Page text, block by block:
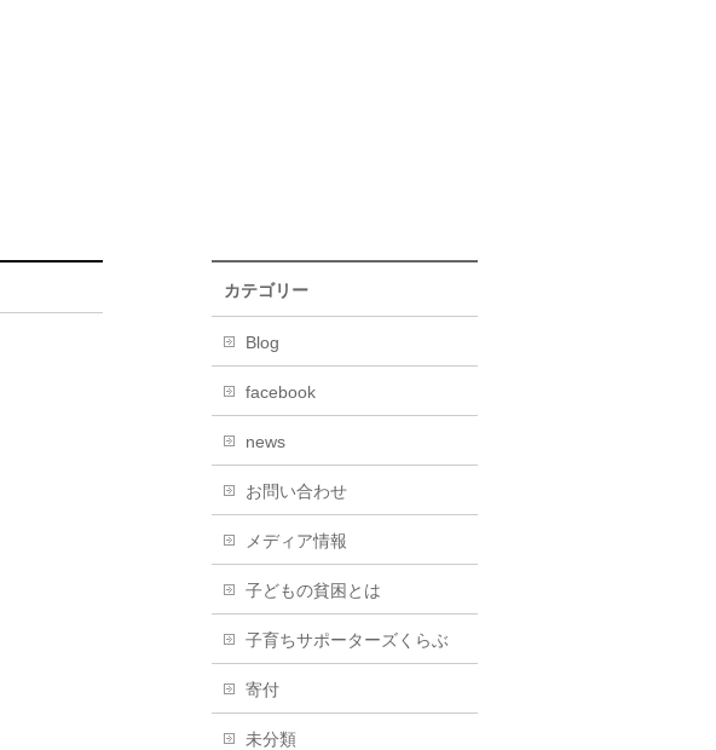
カテゴリー
Blog
facebook
news
お問い合わせ
メディア情報
子どもの貧困とは
子育ちサポーターズくらぶ
寄付
未分類